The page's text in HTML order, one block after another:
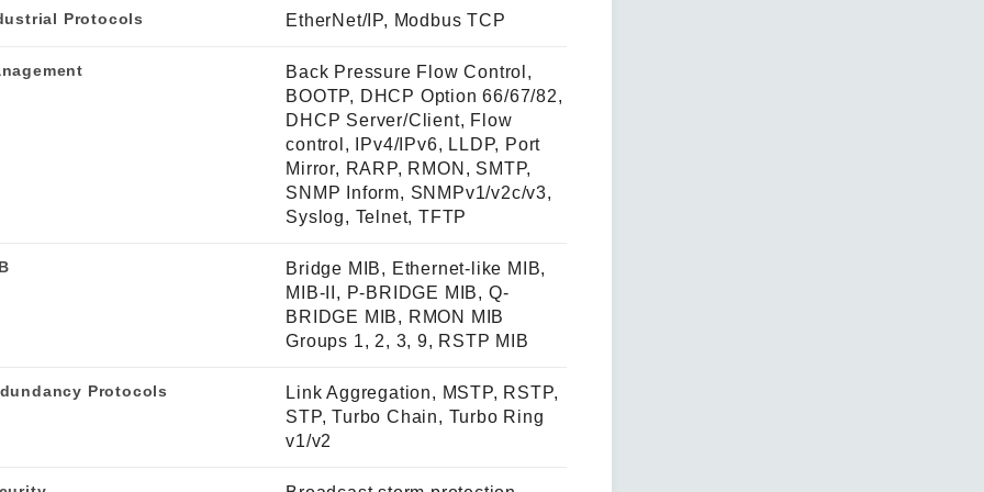
Protocols EtherNet/IP, Modbus TCP
Back Pressure Flow Control,
BOOTP, DHCP Option 66/67/82,
DHCP Server/Client, Flow
control, IPv4/IPv6, LLDP, Port
Mirror, RARP, RMON, SMTP,
SNMP Inform, SNMPv1/v2c/v3,
Syslog, Telnet, TFTP
Bridge MIB, Ethernet-like MIB,
MIB-II, P-BRIDGE MIB, Q-
BRIDGE MIB, RMON MIB
Groups 1, 2, 3, 9, RSTP MIB
Protocols
Link Aggregation, MSTP, RSTP,
STP, Turbo Chain, Turbo Ring
v1/v2